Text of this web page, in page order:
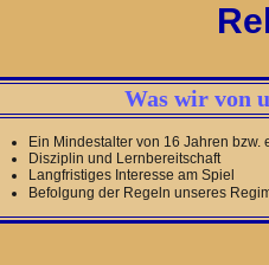
Was wir von
Ein Mindestalter von 16 Jahren
Disziplin und Lernbereitschaft
Langfristiges Interesse am Spiel
Befolgung der Regeln unseres